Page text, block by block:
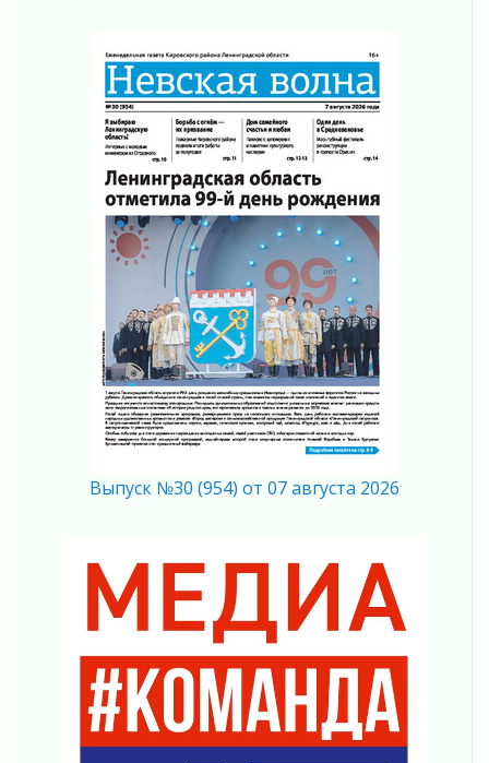
02 августа 2026
Ленобласть отметила заслуги жителей перед
регионом и страной
02 августа 2026
Ладога — не пруд
02 августа 2026
ПСК через Гослуслуги напомнит жителям
Ленинградской области о неоплаченных
Пропавшего подростка нашли в Кировском
районе Ленобласти
02 августа 2026
Жителям Ленобласти напомнили, как
действовать при укусе клеща
02 августа 2026
В Ивангороде назвали новых почетных
граждан Ленинградской области
02 августа 2026
Километровые столбы «Дороги жизни»
отправили на реставрацию
02 августа 2026
Ленобласть внедрила передовую подготовку
операторов БПЛА
02 августа 2026
В Ивангороде появилась «Избушка-
воробушка»
Выпуск №30 (954) от 07 августа 2026